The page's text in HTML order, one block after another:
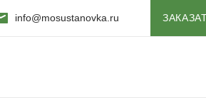
info@mosustanovka.ru